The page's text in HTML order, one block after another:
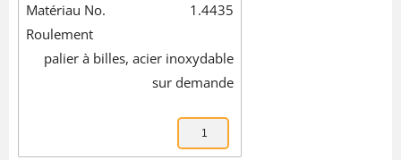
Matériau No.
1.4435
Roulement
palier à billes, acier inoxydable
sur demande